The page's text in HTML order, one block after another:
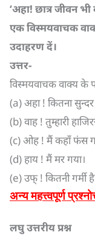
‘अहा! छात्र जीवन भी
एक विस्मयवाचक
उदाहरण दें।
उत्तर-
विस्मयवाचक वाक्य के
(a) अहा ! कितना
(b) वाह ! तुम्हारी
(c) ओह ! मैं कहाँ फंस
(d) हाय ! मैं मर गया।
(e) उफ् ! कितनी गर्मी
अन्य महत्त्वपूर्ण
लघु उत्तरीय प्रश्न